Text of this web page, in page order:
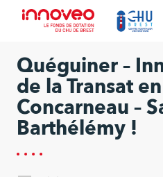
Quéguiner –
de la Transat
Concarneau –
Barthélémy !